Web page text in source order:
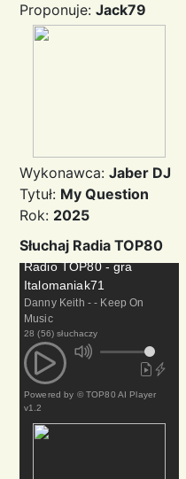
Proponuje: Jack79
Wykonawca: Jaber DJ
Tytuł: My Question
Rok: 2025
Słuchaj Radia TOP80
Radio TOP80 - gra
Italomaniak71
Danny Keith - - Keep On
Music
28 (56) słuchaczy
Powered by © TOP80 AI Player
v1.2